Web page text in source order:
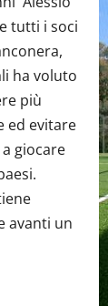
tutti i soci
ha voluto
più
ed evitare
giocare
avanti un